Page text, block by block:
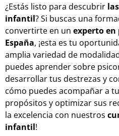
¿Estás listo para descubrir
infantil? Si buscas una
convertirte en un experto en
España, ¡esta es tu
amplia variedad de
puedes aprender sobre
desarrollar tus destrezas y
cómo puedes acompañar a
propósitos y optimizar sus
la excelencia con nuestros
infantil!